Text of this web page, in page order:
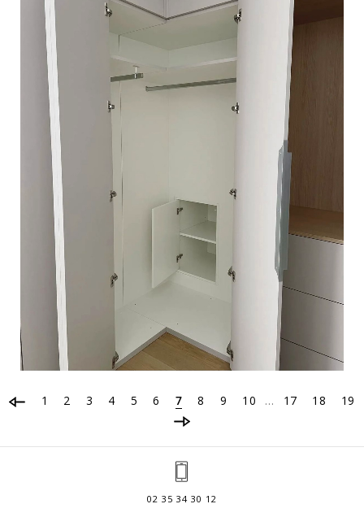
1 2 3 4 5 6 7 8 9 10 … 17 18 19
02 35 34 30 12